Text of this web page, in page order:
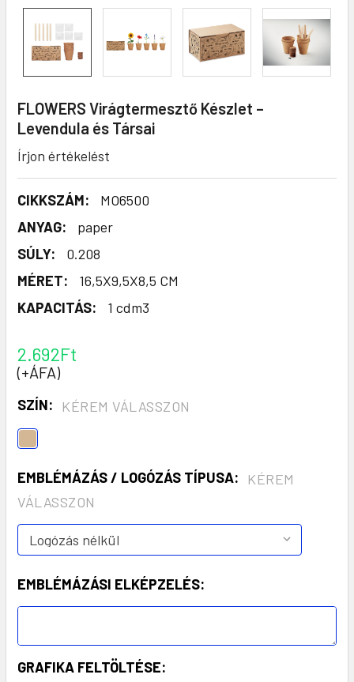
FLOWERS Virágtermesztő Készlet –
Levendula és Társai
Írjon értékelést
CIKKSZÁM:
MO6500
ANYAG:
paper
SÚLY:
0.208
MÉRET:
16,5X9,5X8,5 CM
KAPACITÁS:
1 cdm3
2.692Ft
(+ÁFA)
SZÍN: KÉREM VÁLASSZON
EMBLÉMÁZÁS / LOGÓZÁS TÍPUSA:
KÉREM
VÁLASSZON
EMBLÉMÁZÁSI ELKÉPZELÉS:
GRAFIKA FELTÖLTÉSE: